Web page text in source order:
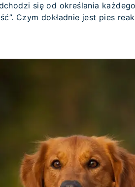
się od określania
Czym dokładnie jest pies